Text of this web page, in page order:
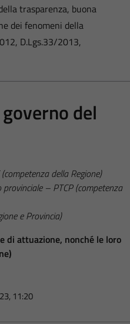
trasparenza, buona
dei fenomeni della
D.Lgs.33/2013,
del
della Regione)
– PTCP (competenza
e Provincia)
di attuazione, nonché le loro
11:20